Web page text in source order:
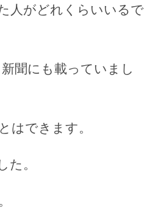
人がどれくらいいるで
聞にも載っていまし
はできます。
た。